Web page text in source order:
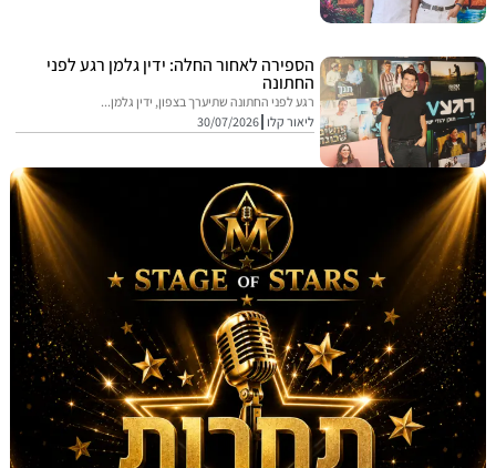
הספירה לאחור החלה: ידין גלמן רגע לפני
החתונה
רגע לפני החתונה שתיערך בצפון, ידין גלמן...
ליאור קלו 30/07/2026